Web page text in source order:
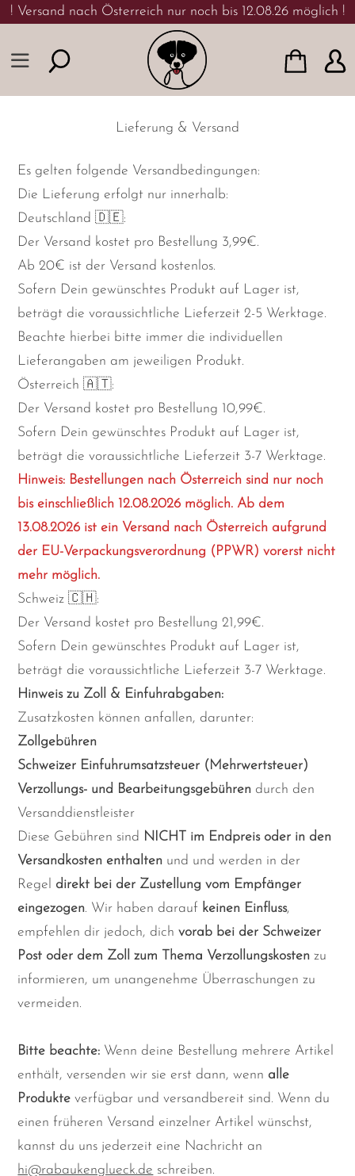
Skip to content
! Versand nach Österreich nur noch bis 12.08.26 möglich !
Lieferung & Versand
Es gelten folgende Versandbedingungen:
Die Lieferung erfolgt nur innerhalb:
Deutschland 🇩🇪:
Der Versand kostet pro Bestellung 3,99€.
Ab 20€ ist der Versand kostenlos.
Sofern Dein gewünschtes Produkt auf Lager ist,
beträgt die voraussichtliche Lieferzeit 2-5 Werktage.
Beachte hierbei bitte immer die individuellen
Lieferangaben am jeweiligen Produkt.
Österreich 🇦🇹:
Der Versand kostet pro Bestellung 10,99€.
Sofern Dein gewünschtes Produkt auf Lager ist,
beträgt die voraussichtliche Lieferzeit 3-7 Werktage.
Hinweis: Bestellungen nach Österreich sind nur noch
bis einschließlich 12.08.2026 möglich. Ab dem
13.08.2026 ist ein Versand nach Österreich aufgrund
der EU-Verpackungsverordnung (PPWR) vorerst nicht
mehr möglich.
Schweiz 🇨🇭:
Der Versand kostet pro Bestellung 21,99€.
Sofern Dein gewünschtes Produkt auf Lager ist,
beträgt die voraussichtliche Lieferzeit 3-7 Werktage.
Hinweis zu Zoll & Einfuhrabgaben:
Zusatzkosten können anfallen, darunter:
Zollgebühren
Schweizer Einfuhrumsatzsteuer (Mehrwertsteuer)
Verzollungs- und Bearbeitungsgebühren durch den
Versanddienstleister
Diese Gebühren sind NICHT im Endpreis oder in den
Versandkosten enthalten und und werden in der
Regel direkt bei der Zustellung vom Empfänger
eingezogen. Wir haben darauf keinen Einfluss,
empfehlen dir jedoch, dichvorab bei der Schweizer
Post oder dem Zoll zum Thema Verzollungskosten zu
informieren, um unangenehme Überraschungen zu
vermeiden.
Bitte beachte: Wenn deine Bestellung mehrere Artikel
enthält, versenden wir sie erst dann, wenn alle
Produkte verfügbar und versandbereit sind. Wenn du
einen früheren Versand einzelner Artikel wünschst,
kannst du uns jederzeit eine Nachricht an
hi@rabaukenglueck.de schreiben.